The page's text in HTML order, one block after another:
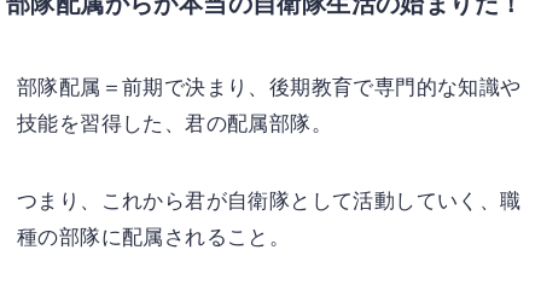
部隊配属＝前期で決まり、後期教育で専門的な知識や
技能を習得した、君の配属部隊。
つまり、これから君が自衛隊として活動していく、職
種の部隊に配属されること。